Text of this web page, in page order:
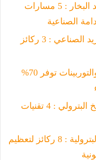
كفاءة الطاقة في أنظمة توليد البخار : 5 مسارات
الصناعية
كفاءة الطاقة في أنظمة التبريد الصناعي : 3 ركائز
كفاءة الطاقة في الضواغط والتوربينات توفر 70%
كفاءة الطاقة في أنظمة الضخ البترولي : 4 تقنيات
كفاءة الطاقة في المصافي البترولية : 8 ركائز لتعظيم